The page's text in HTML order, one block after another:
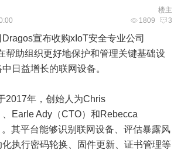
楼主
1809 3
宣布收购xIoT安全专业公司
帮助组织更好地保护和管理关键基础设
日益增长的联网设备。
2017年，创始人为Chris
Earle Ady（CTO）和Rebecca
其平台能够识别联网设备、评估暴露风
执行密码轮换、固件更新、证书管理等